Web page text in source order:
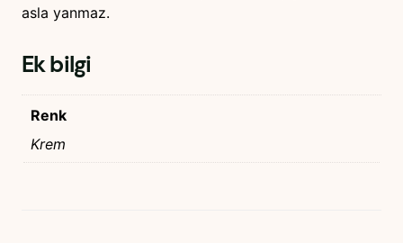
asla yanmaz.
Ek bilgi
Renk
Krem